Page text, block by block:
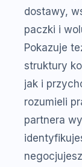
dostawy,
paczki i
Pokazuje
struktury
jak i
rozumieli
partnera